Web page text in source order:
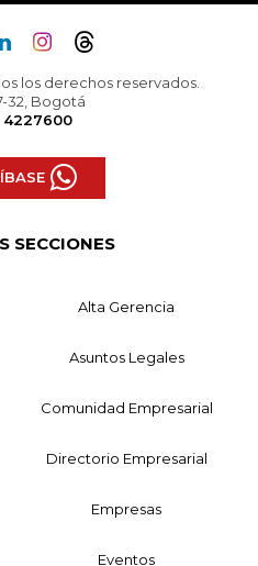
los derechos reservados.
32, Bogotá
4227600
SECCIONES
Alta Gerencia
Asuntos Legales
Comunidad Empresarial
Directorio Empresarial
Empresas
Eventos